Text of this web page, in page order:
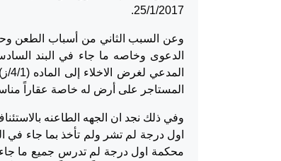
25/1/2017.
وعن السبب الثاني من أسباب الطعن
الدعوى وخاصه ما جاء في البند
المستاجر على أرض له خاصة عقاراً
وفي ذلك نجد ان الجهه الطاعنه